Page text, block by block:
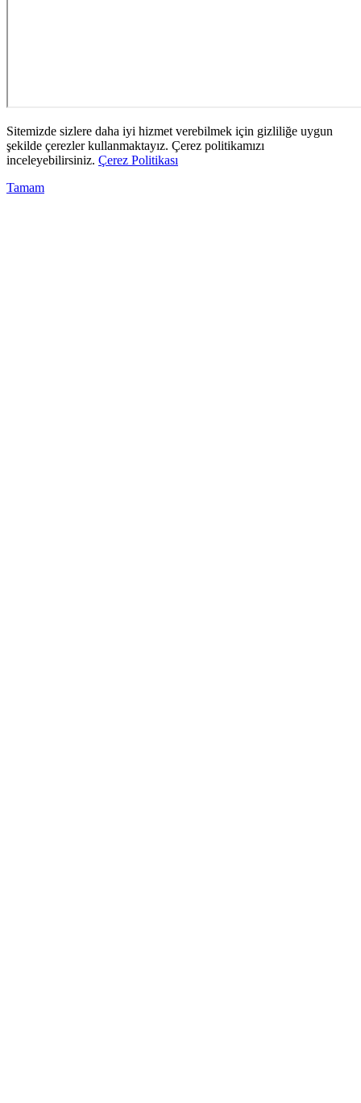
Sitemizde sizlere daha iyi hizmet verebilmek için gizliliğe uygun
şekilde çerezler kullanmaktayız. Çerez politikamızı
inceleyebilirsiniz. Çerez Politikası
Tamam